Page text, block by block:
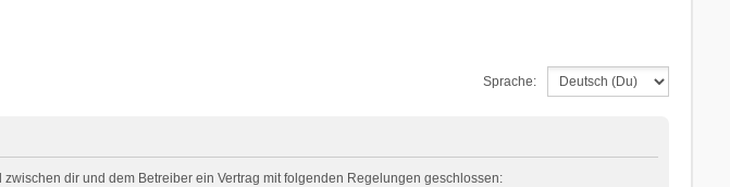
Sprache:
zwischen dir und dem Betreiber ein Vertrag mit folgenden Regelungen geschlossen: